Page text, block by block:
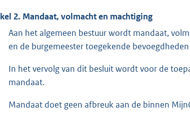
2. Mandaat, volmacht en machtiging
Aan het algemeen bestuur wordt mandaat,
en de burgemeester toegekende
In het vervolg van dit besluit wordt voor de
mandaat.
Mandaat doet geen afbreuk aan de binnen